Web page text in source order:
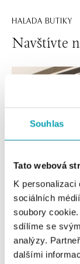
Souhlas
Tato webová
K
sociálních
soubory
sdílíme se
analýzy.
dalšími
HALADA BUTIKY
Navštívte
Všetky
HALADA
Pribinova 8,
tel.: +421 910